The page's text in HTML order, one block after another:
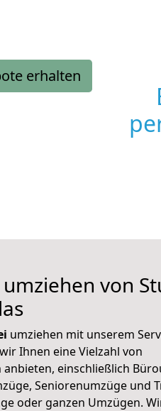
erhalten
von
umziehen mit unserem
Ihnen eine Vielzahl von
einschließlich
Seniorenumzüge und
oder ganzen Umzügen.